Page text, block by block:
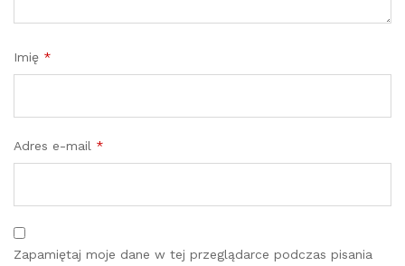
Imię *
Adres e-mail *
Zapamiętaj moje dane w tej przeglądarce podczas pisania